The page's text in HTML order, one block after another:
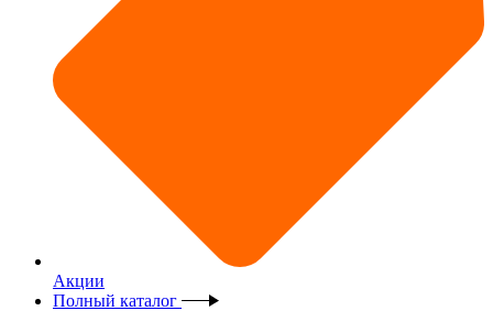
Акции
Полный каталог